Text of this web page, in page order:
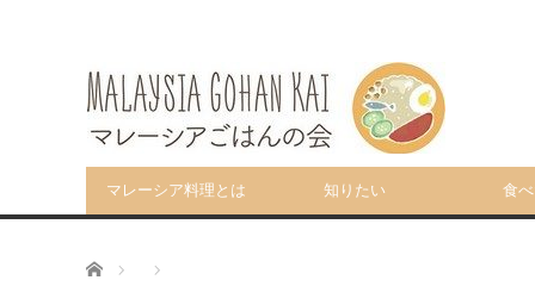
マレーシア料理とは 知りたい 食
ホーム